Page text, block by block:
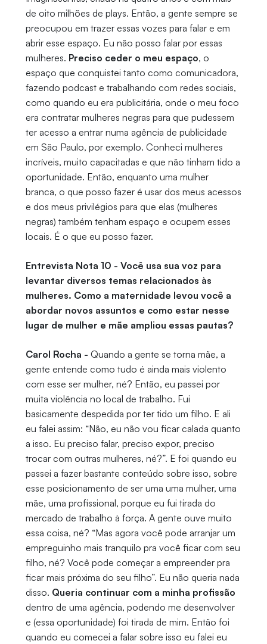
de oito milhões de plays. Então, a gente sempre se
preocupou em trazer essas vozes para falar e em
abrir esse espaço. Eu não posso falar por essas
mulheres. Preciso ceder o meu espaço, o
espaço que conquistei tanto como comunicadora,
fazendo podcast e trabalhando com redes sociais,
como quando eu era publicitária, onde o meu foco
era contratar mulheres negras para que pudessem
ter acesso a entrar numa agência de publicidade
em São Paulo, por exemplo. Conheci mulheres
incríveis, muito capacitadas e que não tinham tido a
oportunidade. Então, enquanto uma mulher
branca, o que posso fazer é usar dos meus acessos
e dos meus privilégios para que elas (mulheres
negras) também tenham espaço e ocupem esses
locais. É o que eu posso fazer.
Entrevista Nota 10 - Você usa sua voz para
levantar diversos temas relacionados às
mulheres. Como a maternidade levou você a
abordar novos assuntos e como estar nesse
lugar de mulher e mãe ampliou essas pautas?
Carol Rocha - Quando a gente se torna mãe, a
gente entende como tudo é ainda mais violento
com esse ser mulher, né? Então, eu passei por
muita violência no local de trabalho. Fui
basicamente despedida por ter tido um filho. E ali
eu falei assim: “Não, eu não vou ficar calada quanto
a isso. Eu preciso falar, preciso expor, preciso
trocar com outras mulheres, né?”. E foi quando eu
passei a fazer bastante conteúdo sobre isso, sobre
esse posicionamento de ser uma uma mulher, uma
mãe, uma profissional, porque eu fui tirada do
mercado de trabalho à força. A gente ouve muito
essa coisa, né? “Mas agora você pode arranjar um
empreguinho mais tranquilo pra você ficar com seu
filho, né? Você pode começar a empreender pra
ficar mais próxima do seu filho”. Eu não queria nada
disso. Queria continuar com a minha profissão
dentro de uma agência, podendo me desenvolver
e (essa oportunidade) foi tirada de mim. Então foi
quando eu comecei a falar sobre isso eu falei eu